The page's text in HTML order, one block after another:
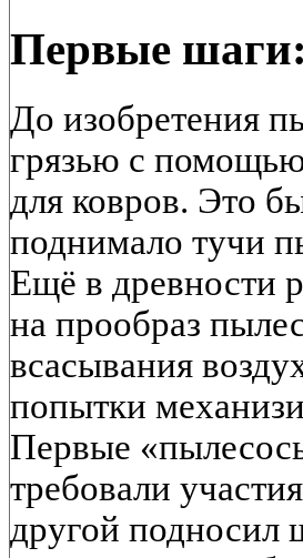
Первые
До изобретения
грязью с
для ковров. Это
поднимало тучи
Ещё в древности
на прообраз
всасывания
попытки
Первые
требовали
другой подносил